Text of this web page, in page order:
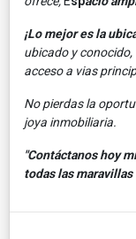
¡Lo mejor es la
ubicado y
acceso a vias
No pierdas la
joya inmobiliaria.
"Contáctanos hoy
todas las